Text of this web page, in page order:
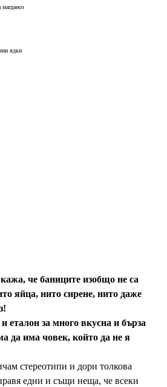
магданоз
ядки
че баниците изобщо не са
яйца, нито сирене, нито даже
еталон за много вкусна и бърза
да има човек, който да не я
стереотипи и дори толкова
едни и същи неща, че всеки